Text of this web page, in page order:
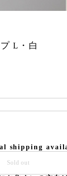
L・白
shipping
Sold out